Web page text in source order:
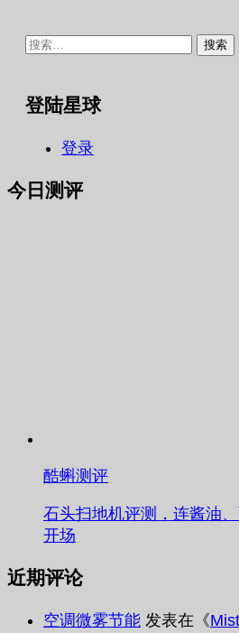
搜
登陆星球
登录
今日测评
酷蝌测评
石头扫地机评测，连酱油
开场
近期评论
空调微雾节能 发表在《